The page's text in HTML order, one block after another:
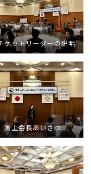
ケットリーダーの説明
渕上会長あいさつ